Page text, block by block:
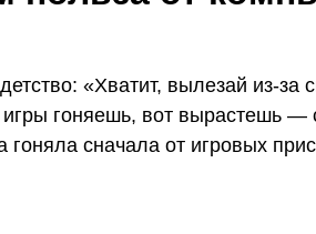
«Хватит, вылезай из-за
игры гоняешь, вот вырастешь
сначала от игровых